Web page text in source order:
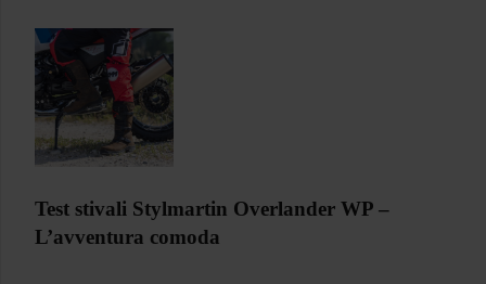
Test stivali Stylmartin Overlander WP –
L’avventura comoda